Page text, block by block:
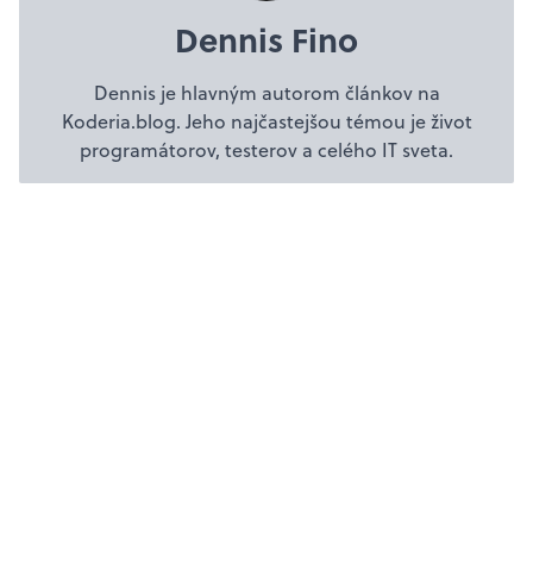
Dennis Fino
Dennis je hlavným autorom článkov na
Koderia.blog. Jeho najčastejšou témou je život
programátorov, testerov a celého IT sveta.